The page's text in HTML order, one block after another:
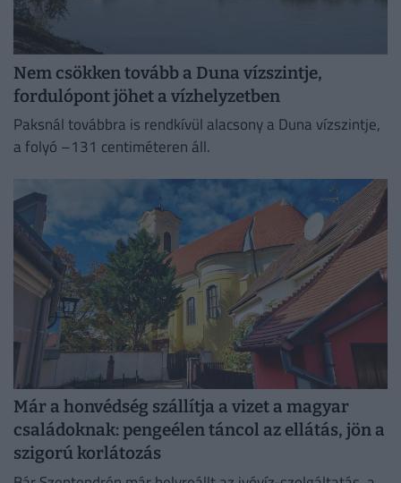
Nem csökken tovább a Duna vízszintje,
fordulópont jöhet a vízhelyzetben
Paksnál továbbra is rendkívül alacsony a Duna vízszintje,
a folyó –131 centiméteren áll.
Már a honvédség szállítja a vizet a magyar
családoknak: pengeélen táncol az ellátás, jön a
szigorú korlátozás